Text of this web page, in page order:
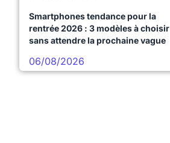
Smartphones tendance pour la
rentrée 2026 : 3 modèles à choisir
sans attendre la prochaine vague
06/08/2026